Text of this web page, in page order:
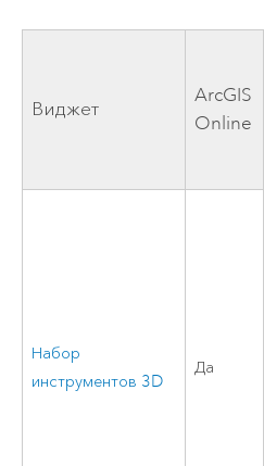
Виджет
ArcGIS
Online
Набор
инструментов 3D
Да